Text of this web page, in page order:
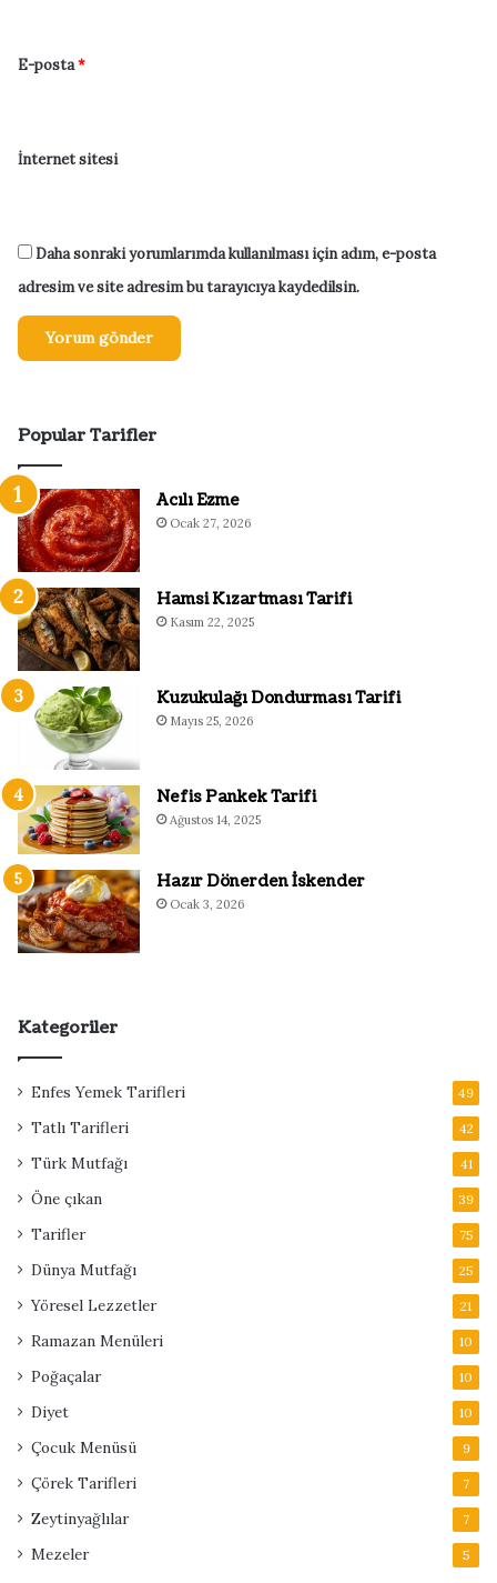
E-posta*
İnternet sitesi
Daha sonraki yorumlarımda kullanılması için adım, e-posta
adresim ve site adresim bu tarayıcıya kaydedilsin.
Popular Tarifler
Acılı Ezme
Ocak 27, 2026
Hamsi Kızartması Tarifi
Kasım 22, 2025
Kuzukulağı Dondurması Tarifi
Mayıs 25, 2026
Nefis Pankek Tarifi
Ağustos 14, 2025
Hazır Dönerden İskender
Ocak 3, 2026
Kategoriler
Enfes Yemek Tarifleri 49
Tatlı Tarifleri 42
Türk Mutfağı 41
Öne çıkan 39
Tarifler 75
Dünya Mutfağı 25
Yöresel Lezzetler 21
Ramazan Menüleri 10
Poğaçalar 10
Diyet 10
Çocuk Menüsü 9
Çörek Tarifleri 7
Zeytinyağlılar 7
Mezeler 5